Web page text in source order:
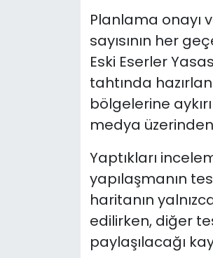
Planlama onayı
sayısının her
Eski Eserler
tahtında
bölgelerine
medya
Yaptıkları
yapılaşmanın
haritanın
edilirken, diğer
paylaşılacağı